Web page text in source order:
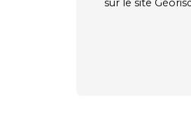
sur le site